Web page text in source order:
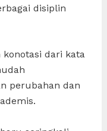
disiplin
dari kata
perubahan dan